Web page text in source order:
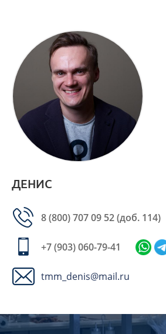
ДЕНИС
8 (800) 707 09 52(доб. 114)
+7 (903) 060-79-41
tmm_denis@mail.ru